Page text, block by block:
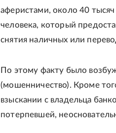
аферистами, около 40
человека, который
снятия наличных или
По этому факту было
(мошенничество). Кроме
взыскании с владельца
потерпевшей,